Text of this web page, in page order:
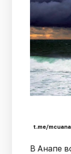
t.me/
В Анапе